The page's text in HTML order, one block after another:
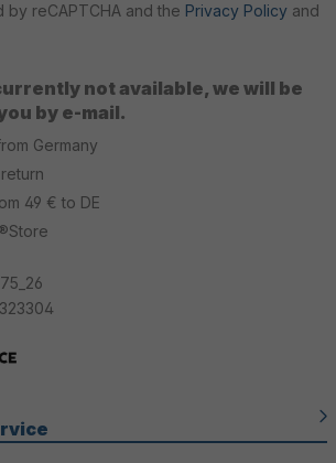
not available, we will be
by e-mail.
reCAPTCHA and the Privacy Policy and
Germany
49 € to DE